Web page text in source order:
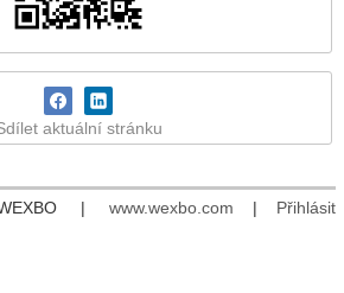
aktuální stránku
WEXBO | www.wexbo.com | Přihlásit